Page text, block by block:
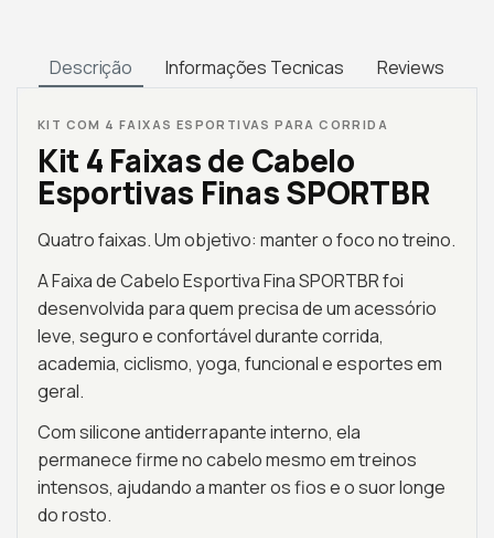
Descrição Informações Tecnicas Reviews
KIT COM 4 FAIXAS ESPORTIVAS PARA CORRIDA
Kit 4 Faixas de Cabelo
Esportivas Finas SPORTBR
Quatro faixas. Um objetivo: manter o foco no treino.
A Faixa de Cabelo Esportiva Fina SPORTBR foi
desenvolvida para quem precisa de um acessório
leve, seguro e confortável durante corrida,
academia, ciclismo, yoga, funcional e esportes em
geral.
Com silicone antiderrapante interno, ela
permanece firme no cabelo mesmo em treinos
intensos, ajudando a manter os fios e o suor longe
do rosto.